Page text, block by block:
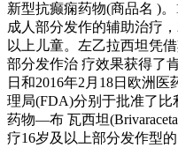
新型抗癫痫药物(商品名 )
成人部分发作的辅助治疗
以上儿童。左乙拉西坦凭
部分发作治 疗效果获得了
日和2016年2月18日欧洲
理局(FDA)分别于批准了
药物—布 瓦西坦
疗16岁及以上部分发作型